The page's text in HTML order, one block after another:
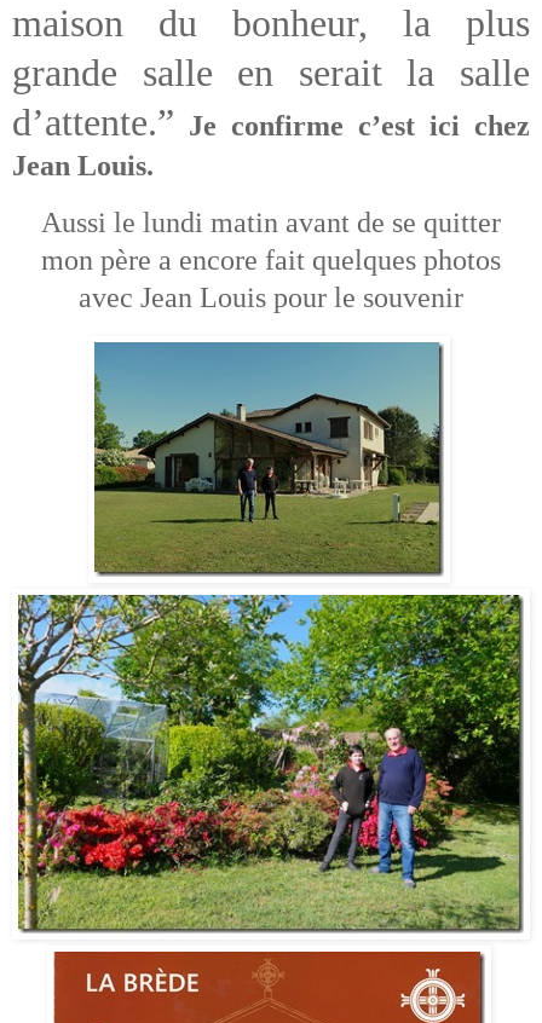
maison du bonheur, la plus
grande salle en serait la salle
d’attente.” Je confirme c’est ici chez
Jean Louis.
Aussi le lundi matin avant de se quitter
mon père a encore fait quelques photos
avec Jean Louis pour le souvenir